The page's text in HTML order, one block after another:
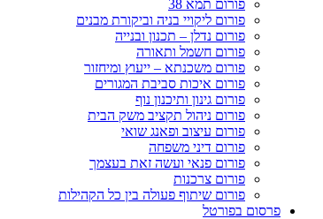
פורום תמא 38
פורום ליקויי בניה וביקורת מבנים
פורום נדלן – תכנון ובנייה
פורום חשמל ותאורה
פורום משכנתא – ייעוץ ומיחזור
פורום איכות סביבת המגורים
פורום גינון ותיכנון נוף
פורום ניהול תקציב משק הבית
פורום עיצוב ופאנג שואי
פורום דיני משפחה
פורום פנאי ועשה זאת בעצמך
פורום צרכנות
פורום שיתוף פעולה בין כל הקהילות
פרסום בפורטל